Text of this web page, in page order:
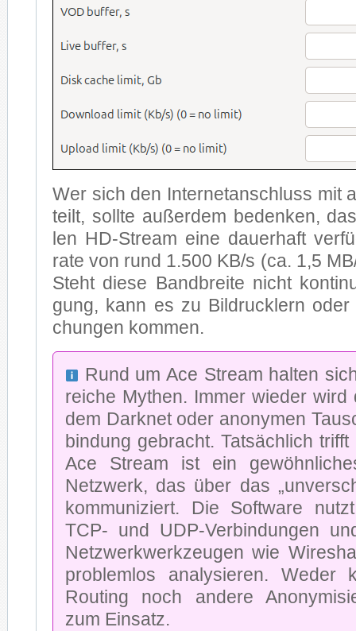
Wer sich den In­ter­net­an­schluss mit
teilt, soll­te au­ßer­dem be­den­ken,
len HD-Stream ei­ne dau­er­haft
ra­te von rund 1.500 KB/s (ca. 1,5
Steht die­se Band­brei­te nicht
gung, kann es zu Bild­ruck­lern
chun­gen kom­men.
Rund um Ace Stream hal­ten
rei­che My­then. Im­mer wie­der wird
dem Dark­net oder an­ony­men
bin­dung ge­bracht. Tat­säch­lich
Ace Stream ist ein
Netz­werk, das über das
kom­mu­ni­ziert. Die Soft­ware
TCP- und UDP-Ver­bin­dun­gen
Netz­werk­werk­zeu­gen wie
pro­blem­los ana­ly­sie­ren. We­der
Rou­ting noch an­de­re
zum Ein­satz.